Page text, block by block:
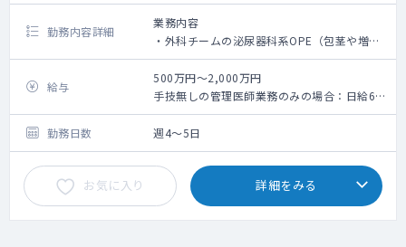
勤務内容詳細
業務内容
・外科チームの泌尿器科系OPE（包茎や増大
系OPE）
・カルテチェック
・その他関連業務
・三宮・梅田・西梅田・難波など関西圏のク
リニックで出張あり
■給与
経験者 ：10,000～15,000円／時給
未経験者：10,000円／時給
※手技習得のタイミングで随時時給変更いた
給与
500万円～2,000万円
手技無しの管理医師業務のみの場合：日給6万
円
手技ありの常勤管理医師業務の場合：時給
10,000～15,000円＋独り立ち後はインセン
ティブあり
理事報酬 ：月150,000円
勤務日数 週4～5日
お気に入り 詳細をみる